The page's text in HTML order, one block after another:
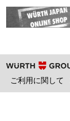
ご利用に関して